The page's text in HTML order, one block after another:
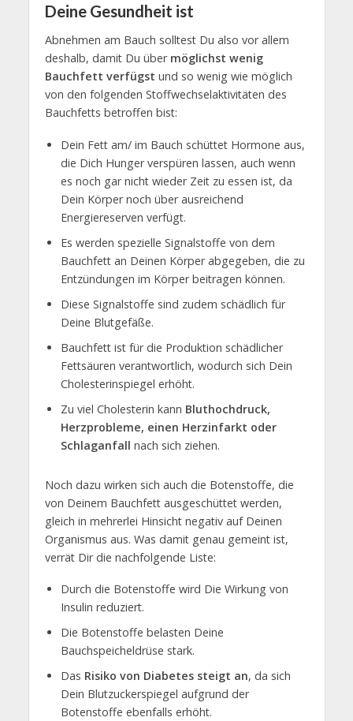
Deine Gesundheit ist
Abnehmen am Bauch solltest Du also vor allem
deshalb, damit Du über möglichst wenig
Bauchfett verfügst und so wenig wie möglich
von den folgenden Stoffwechselaktivitäten des
Bauchfetts betroffen bist:
Dein Fett am/ im Bauch schüttet Hormone aus,
die Dich Hunger verspüren lassen, auch wenn
es noch gar nicht wieder Zeit zu essen ist, da
Dein Körper noch über ausreichend
Energiereserven verfügt.
Es werden spezielle Signalstoffe von dem
Bauchfett an Deinen Körper abgegeben, die zu
Entzündungen im Körper beitragen können.
Diese Signalstoffe sind zudem schädlich für
Deine Blutgefäße.
Bauchfett ist für die Produktion schädlicher
Fettsäuren verantwortlich, wodurch sich Dein
Cholesterinspiegel erhöht.
Zu viel Cholesterin kann Bluthochdruck,
Herzprobleme, einen Herzinfarkt oder
Schlaganfall nach sich ziehen.
Noch dazu wirken sich auch die Botenstoffe, die
von Deinem Bauchfett ausgeschüttet werden,
gleich in mehrerlei Hinsicht negativ auf Deinen
Organismus aus. Was damit genau gemeint ist,
verrät Dir die nachfolgende Liste:
Durch die Botenstoffe wird Die Wirkung von
Insulin reduziert.
Die Botenstoffe belasten Deine
Bauchspeicheldrüse stark.
Das Risiko von Diabetes steigt an, da sich
Dein Blutzuckerspiegel aufgrund der
Botenstoffe ebenfalls erhöht.